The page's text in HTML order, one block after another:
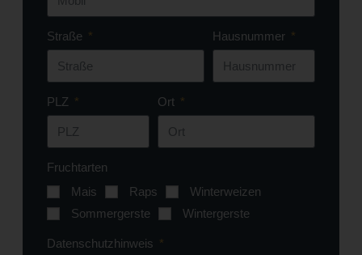
Straße Hausnummer
PLZ Ort
Fruchtarten
Mais
Raps
Winterweizen
Sommergerste
Wintergerste
Datenschutzhinweis